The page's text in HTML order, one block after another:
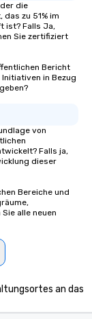
die
zu 51% im
ist? Falls Ja,
Sie zertifiziert
Bericht
in Bezug
von
Falls ja,
dieser
Bereiche und
alle neuen
an das